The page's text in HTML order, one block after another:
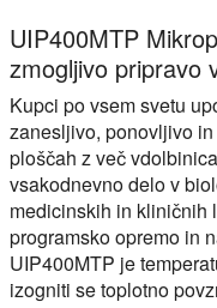
UIP400MTP
zmogljivo pripravo
Kupci po vsem svetu
zanesljivo, ponovljivo
ploščah z več
vsakodnevno delo v
medicinskih in kliničnih
programsko opremo in
UIP400MTP je
izogniti se toplotno